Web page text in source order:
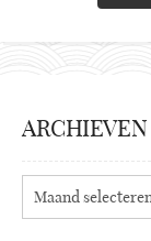
ARCHIEVEN
Archieven